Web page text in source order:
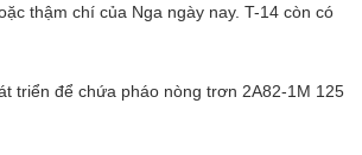
thậm chí của Nga ngày nay. T-14 còn có
triển để chứa pháo nòng trơn 2A82-1M 125